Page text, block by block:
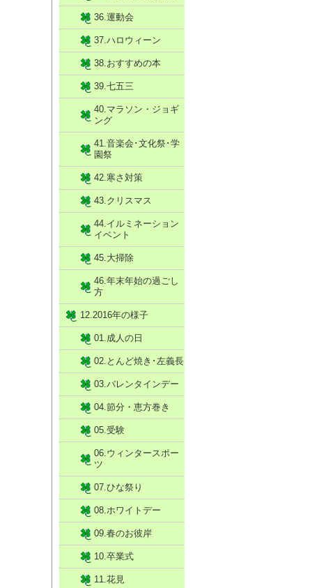
36.運動会
37.ハロウィーン
38.おすすめの本
39.七五三
40.マラソン・ジョギ
ング
41.音楽会･文化祭･学
園祭
42.寒さ対策
43.クリスマス
44.イルミネーション
イベント
45.大掃除
46.年末年始の過ごし
方
12.2016年の様子
01.成人の日
02.とんど焼き･左義長
03.バレンタインデー
04.節分・恵方巻き
05.受験
06.ウィンタースポー
ツ
07.ひな祭り
08.ホワイトデー
09.春のお彼岸
10.卒業式
11.花見